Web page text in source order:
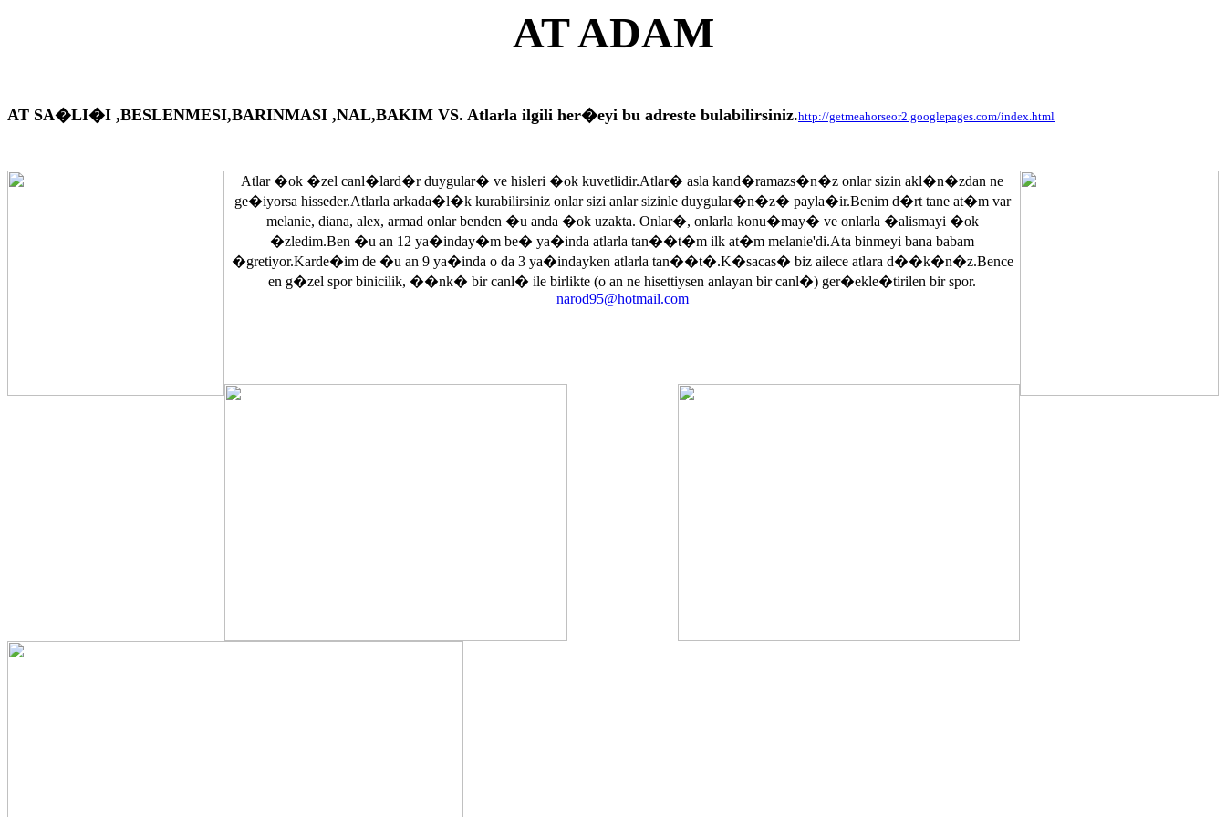
AT ADAM
AT SA�LI�I ,BESLENMESI,BARINMASI ,NAL,BAKIM VS. Atlarla ilgili her�eyi bu adreste bulabilirsiniz.http://getmeahorseor2.googlepages.com/index.html
Atlar �ok �zel canl�lard�r duygular� ve hisleri �ok kuvetlidir.Atlar� asla kand�ramazs�n�z onlar sizin akl�n�zdan ne
ge�iyorsa hisseder.Atlarla arkada�l�k kurabilirsiniz onlar sizi anlar sizinle duygular�n�z� payla�ir.Benim d�rt tane at�m var
melanie, diana, alex, armad onlar benden �u anda �ok uzakta. Onlar�, onlarla konu�may� ve onlarla �alismayi �ok
�zledim.Ben �u an 12 ya�inday�m be� ya�inda atlarla tan��t�m ilk at�m melanie'di.Ata binmeyi bana babam
�gretiyor.Karde�im de �u an 9 ya�inda o da 3 ya�indayken atlarla tan��t�.K�sacas� biz ailece atlara d��k�n�z.Bence
en g�zel spor binicilik, ��nk� bir canl� ile birlikte (o an ne hisettiysen anlayan bir canl�) ger�ekle�tirilen bir spor.
narod95@hotmail.com